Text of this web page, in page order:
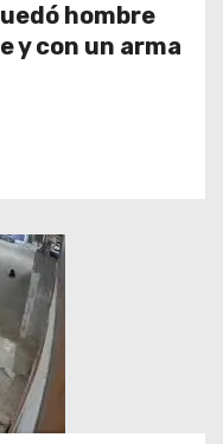
hombre
y con un arma